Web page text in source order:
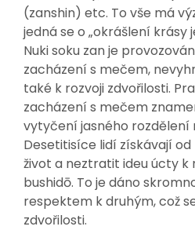
(zanshin) etc. To vše má
jedná se o „okrášlení krásy
Nuki soku zan je
zacházení s mečem,
také k rozvoji zdvořilosti.
zacházení s mečem
vytyčení jasného rozdělení
Desetitisíce lidí získávají
život a neztratit ideu úcty k
bushidō. To je dáno
respektem k druhým, což
zdvořilosti.